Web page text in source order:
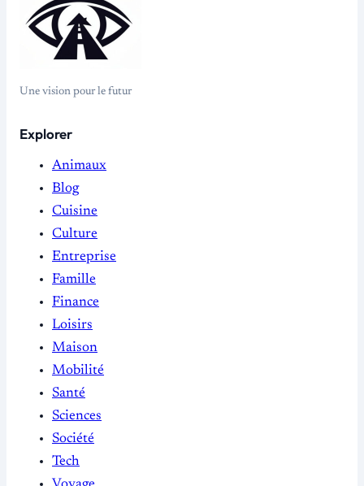
Une vision pour le futur
Explorer
Animaux
Blog
Cuisine
Culture
Entreprise
Famille
Finance
Loisirs
Maison
Mobilité
Santé
Sciences
Société
Tech